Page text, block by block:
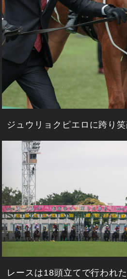
ジュウリョクピエロに跨り
レースは18頭立てで行われ